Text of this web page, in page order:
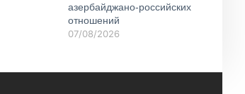
азербайджано-российских
отношений
07/08/2026